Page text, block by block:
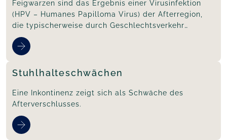
Feigwarzen sind das Ergebnis einer Virusinfektion
(HPV – Humanes Papilloma Virus) der Afterregion,
die typischerweise durch Geschlechtsverkehr
übertragen werden kann.
Stuhlhalteschwächen
Eine Inkontinenz zeigt sich als Schwäche des
Afterverschlusses.